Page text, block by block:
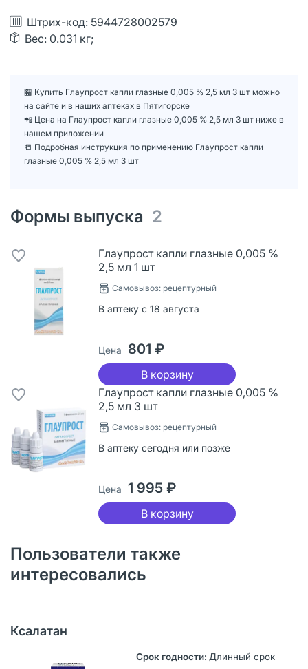
Штрих-код: 5944728002579
Вес: 0.031 кг;
🏪 Купить Глаупрост капли глазные 0,005 % 2,5 мл 3 шт можно
на сайте и в наших аптеках в Пятигорске
📲 Цена на Глаупрост капли глазные 0,005 % 2,5 мл 3 шт ниже в
нашем приложении
📒 Подробная инструкция по применению Глаупрост капли
глазные 0,005 % 2,5 мл 3 шт
Формы выпуска 2
Глаупрост капли глазные 0,005 %
2,5 мл 1 шт
Самовывоз: рецептурный
В аптеку с 18 августа
Цена 801 ₽
В корзину
Глаупрост капли глазные 0,005 %
2,5 мл 3 шт
Самовывоз: рецептурный
В аптеку сегодня или позже
Цена 1 995 ₽
В корзину
Пользователи также
интересовались
Ксалатан
Длинный срок